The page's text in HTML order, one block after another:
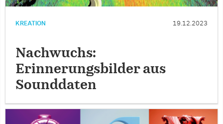
KREATION 19.12.2023
Nachwuchs:
Erinnerungsbilder aus
Sounddaten